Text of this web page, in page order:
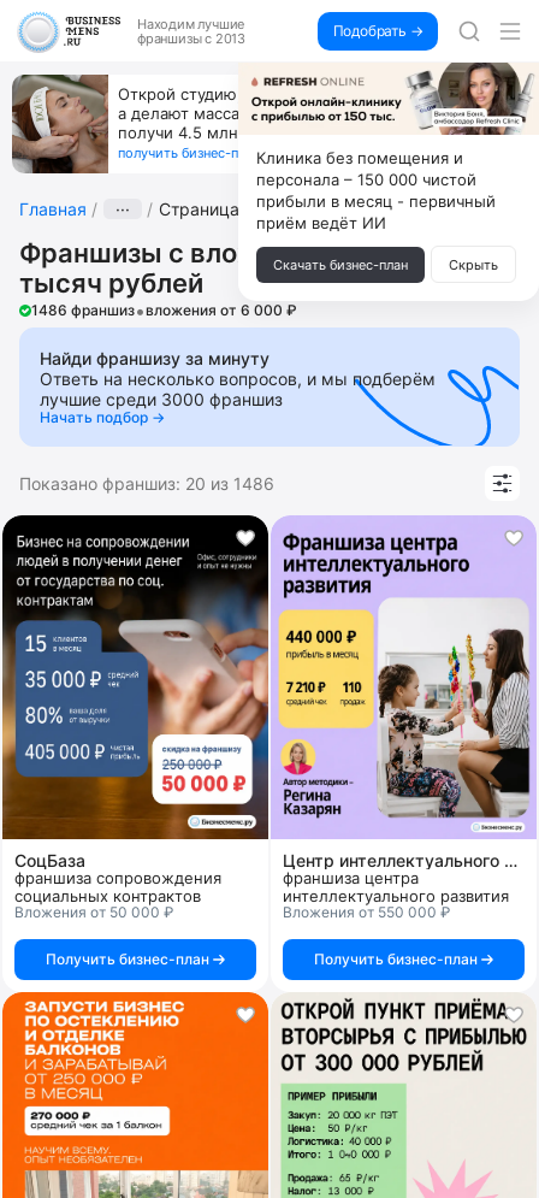
Находим лучшие
франшизы с 2013
Подобрать →
Открой студию, где не колют и не режут,
а делают массаж лица руками и в первый же год
получи 4.5 млн
получить бизнес-план ↓
Главная ··· Страница 45
Франшизы с вложениями до 700
тысяч рублей
1486 франшиз•вложения от 6 000 ₽
Найди франшизу за минуту
Ответь на несколько вопросов, и мы подберём
лучшие среди 3000 франшиз
Начать подбор →
Показано франшиз: 20 из 1486
СоцБаза
франшиза сопровождения
социальных контрактов
Вложения от 50 000 ₽
Получить бизнес-план
Центр интеллектуального развития по методике Регины Казарян
франшиза центра
интеллектуального развития
Вложения от 550 000 ₽
Получить бизнес-план
Клиника без помещения и
персонала – 150 000 чистой
прибыли в месяц - первичный
приём ведёт ИИ
Скачать бизнес-план Скрыть